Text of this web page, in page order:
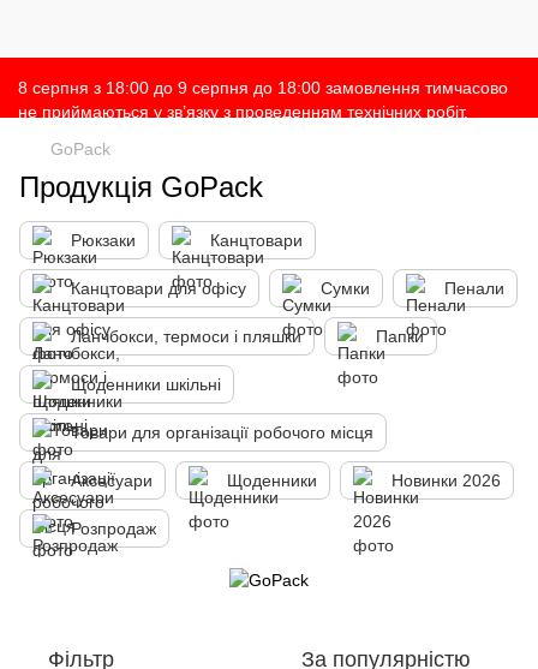
8 серпня з 18:00 до 9 серпня до 18:00 замовлення тимчасово
не приймаються у зв’язку з проведенням технічних робіт.
за розуміння 💛
GoPack
Продукція GoPack
Рюкзаки Канцтовари
Канцтовари для офісу Сумки Пенали
Ланчбокси, термоси і пляшки Папки
Щоденники шкільні
Товари для організації робочого місця
Аксесуари Щоденники Новинки 2026
Розпродаж
Фільтр За популярністю